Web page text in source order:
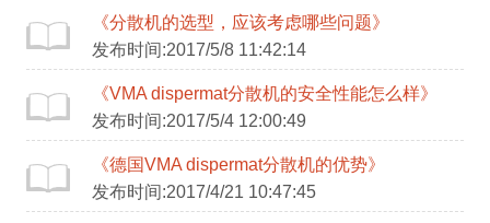
《分散机的选型，应该考虑哪些问题》
发布时间:2017/5/8 11:42:14
《VMA dispermat分散机的安全性能怎么样》
发布时间:2017/5/4 12:00:49
《德国VMA dispermat分散机的优势》
发布时间:2017/4/21 10:47:45